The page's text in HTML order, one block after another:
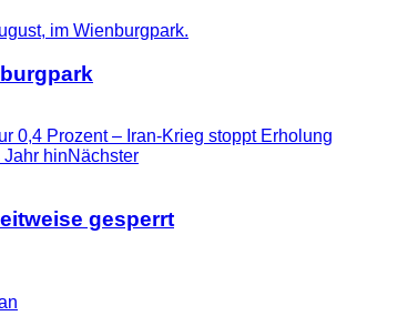
0,4 Prozent – Iran-Krieg stoppt Erholung
Jahr hinNächster
gesperrt